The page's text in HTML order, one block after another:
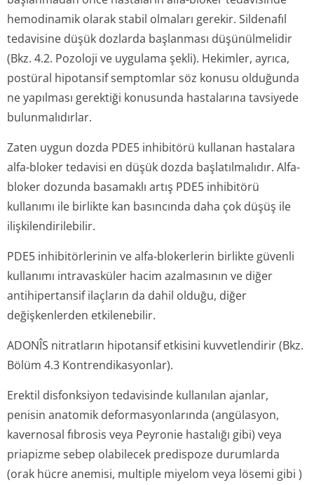
hemodinamik olarak stabil olmaları gerekir. Sildenafıl
tedavisine düşük dozlarda başlanması düşünülmelidir
(Bkz. 4.2. Pozoloji ve uygulama şekli). Hekimler, ayrıca,
postüral hipotansif semptomlar söz konusu olduğunda
ne yapılması gerektiği konusunda hastalarına tavsiyede
bulunmalıdırlar.
Zaten uygun dozda PDE5 inhibitörü kullanan hastalara
alfa-bloker tedavisi en düşük dozda başlatılmalıdır. Alfa-
bloker dozunda basamaklı artış PDE5 inhibitörü
kullanımı ile birlikte kan basıncında daha çok düşüş ile
ilişkilendiri­lebilir.
PDE5 inhibitörlerinin ve alfa-blokerlerin birlikte güvenli
kullanımı intravasküler hacim azalmasının ve diğer
antihipertansif ilaçların da dahil olduğu, diğer
değişkenlerden etkilenebilir.
ADONÎS nitratların hipotansif etkisini kuvvetlendirir (Bkz.
Bölüm 4.3 Kontrendi­kasyonlar).
Erektil disfonksiyon tedavisinde kullanılan ajanlar,
penisin anatomik deformasyonlarında (angülasyon,
kavernosal fıbrosis veya Peyronie hastalığı gibi) veya
priapizme sebep olabilecek predispoze durumlarda
(orak hücre anemisi, multiple miyelom veya lösemi gibi )